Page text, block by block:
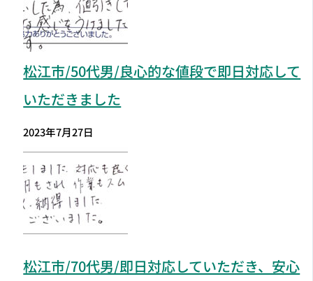
松江市/50代男/良心的な値段で即日対応して
いただきました
2023年7月27日
松江市/70代男/即日対応していただき、安心